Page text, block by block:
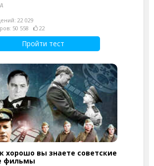
22 029
50 558
22
Пройти тест
хорошо вы знаете советские
фильмы